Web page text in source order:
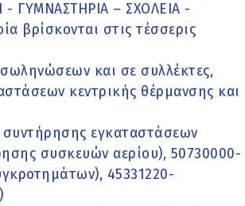
ΓΥΜΝΑΣΤΗΡΙΑ – ΣΧΟΛΕΙΑ -
βρίσκονται στις τέσσερις
και σε συλλέκτες,
κεντρικής θέρμανσης και
συντήρησης εγκαταστάσεων
συσκευών αερίου), 50730000-
45331220-